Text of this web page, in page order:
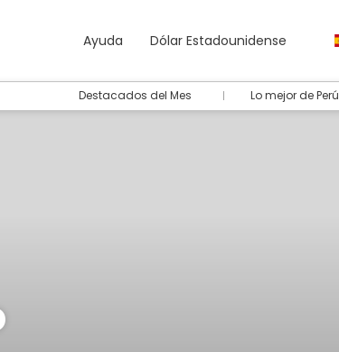
Ayuda Dólar Estadounidense
Destacados del Mes Lo mejor de Perú